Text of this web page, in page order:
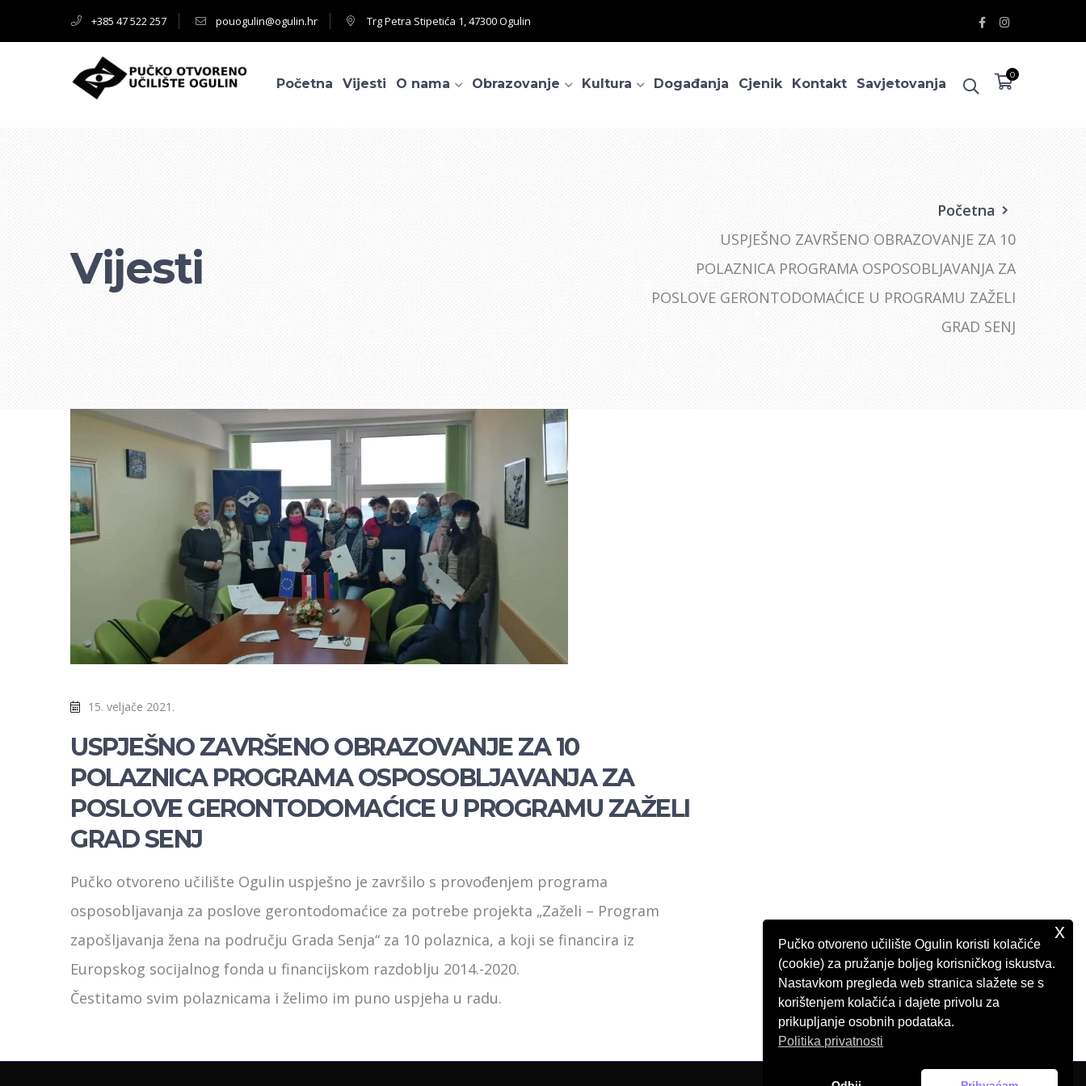
+385 47 522 257 pouogulin@ogulin.hr Trg Petra Stipetića 1, 47300 Ogulin
Facebook
Profile
Instagram
Profile
0
Početna Vijesti O nama Obrazovanje Kultura Događanja Cjenik Kontakt Savjetovanja
Vijesti
Početna
USPJEŠNO ZAVRŠENO OBRAZOVANJE ZA 10
POLAZNICA PROGRAMA OSPOSOBLJAVANJA ZA
POSLOVE GERONTODOMAĆICE U PROGRAMU ZAŽELI
GRAD SENJ
15. veljače 2021.
USPJEŠNO ZAVRŠENO OBRAZOVANJE ZA 10
POLAZNICA PROGRAMA OSPOSOBLJAVANJA ZA
POSLOVE GERONTODOMAĆICE U PROGRAMU ZAŽELI
GRAD SENJ
Pučko otvoreno učilište Ogulin uspješno je završilo s provođenjem programa
osposobljavanja za poslove gerontodomaćice za potrebe projekta „Zaželi – Program
zapošljavanja žena na području Grada Senja“ za 10 polaznica, a koji se financira iz
Europskog socijalnog fonda u financijskom razdoblju 2014.-2020.
Čestitamo svim polaznicama i želimo im puno uspjeha u radu.
Pučko otvoreno učilište Ogulin koristi kolačiće
(cookie) za pružanje boljeg korisničkog iskustva.
Nastavkom pregleda web stranica slažete se s
korištenjem kolačića i dajete privolu za
prikupljanje osobnih podataka.
Politika privatnosti
x